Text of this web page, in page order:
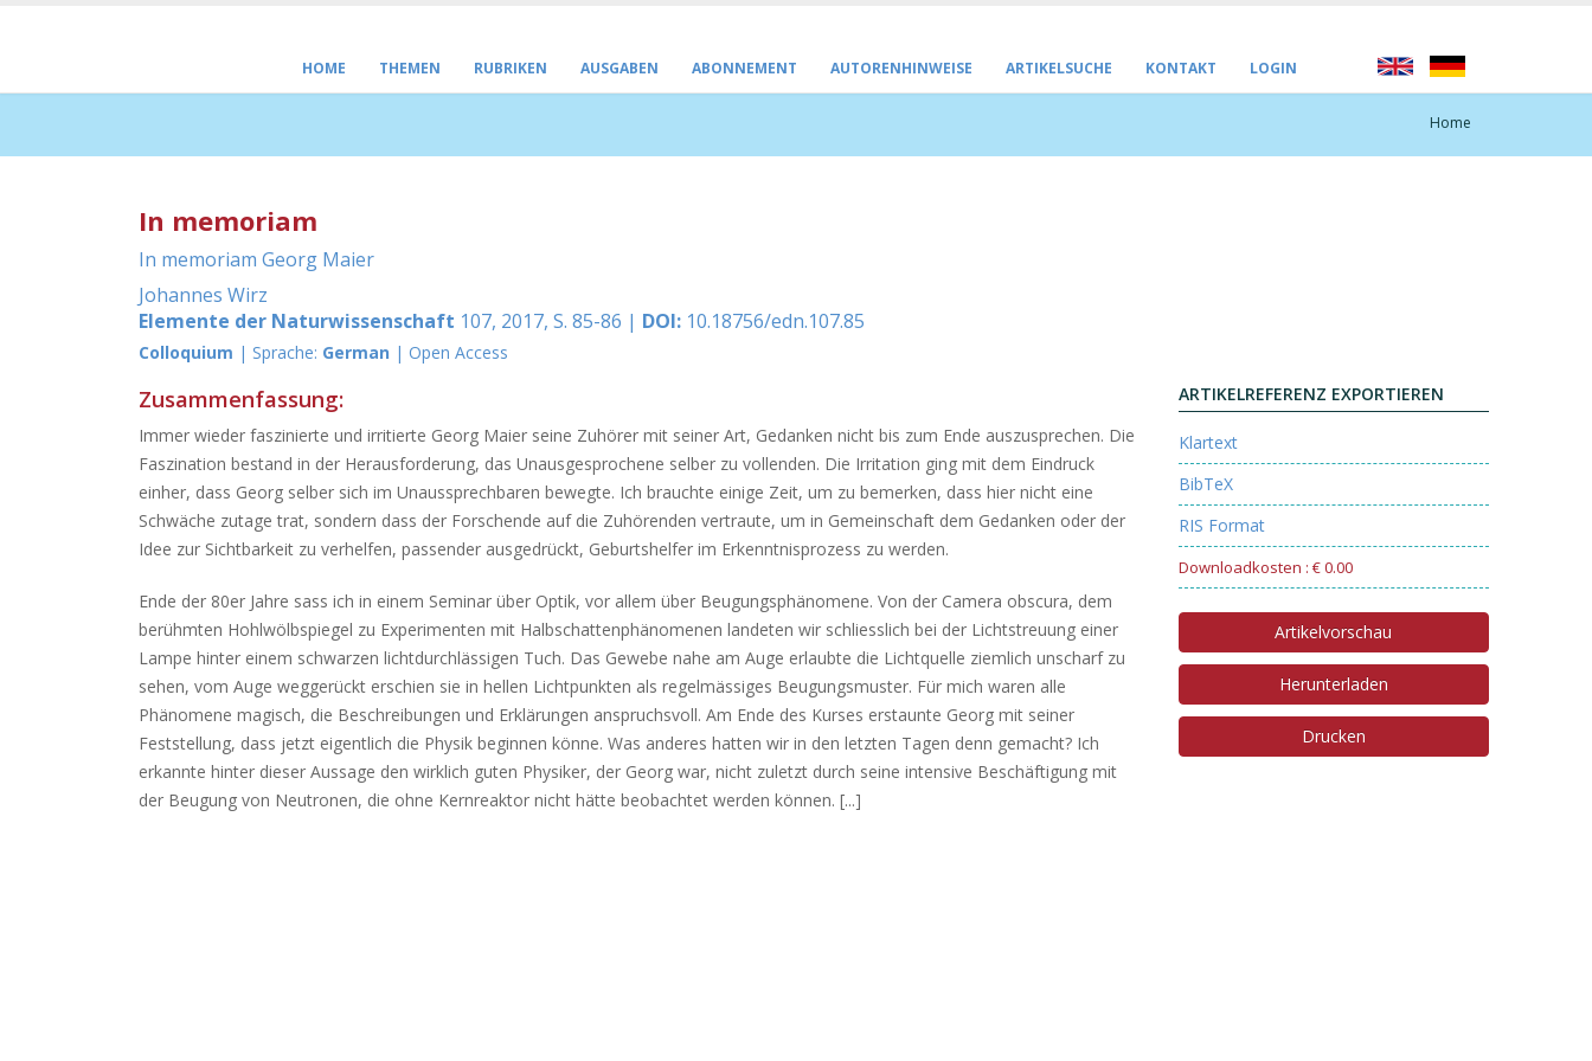
HOME THEMEN RUBRIKEN AUSGABEN ABONNEMENT AUTORENHINWEISE ARTIKELSUCHE KONTAKT LOGIN
Home
In memoriam
In memoriam Georg Maier
Johannes Wirz
Elemente der Naturwissenschaft 107, 2017, S. 85-86 | DOI: 10.18756/edn.107.85
Colloquium | Sprache: German | Open Access
ARTIKELREFERENZ EXPORTIEREN
Klartext
BibTeX
RIS Format
Downloadkosten : € 0.00
Artikelvorschau
Herunterladen
Drucken
Zusammenfassung:
Immer wieder faszinierte und irritierte Georg Maier seine Zuhörer mit seiner Art, Gedanken nicht bis zum Ende auszusprechen. Die
Faszination bestand in der Herausforderung, das Unausgesprochene selber zu vollenden. Die Irritation ging mit dem Eindruck
einher, dass Georg selber sich im Unaussprechbaren bewegte. Ich brauchte einige Zeit, um zu bemerken, dass hier nicht eine
Schwäche zutage trat, sondern dass der Forschende auf die Zuhörenden vertraute, um in Gemeinschaft dem Gedanken oder der
Idee zur Sichtbarkeit zu verhelfen, passender ausgedrückt, Geburtshelfer im Erkenntnisprozess zu werden.
Ende der 80er Jahre sass ich in einem Seminar über Optik, vor allem über Beugungsphänomene. Von der Camera obscura, dem
berühmten Hohlwölbspiegel zu Experimenten mit Halbschattenphänomenen landeten wir schliesslich bei der Lichtstreuung einer
Lampe hinter einem schwarzen lichtdurchlässigen Tuch. Das Gewebe nahe am Auge erlaubte die Lichtquelle ziemlich unscharf zu
sehen, vom Auge weggerückt erschien sie in hellen Lichtpunkten als regelmässiges Beugungsmuster. Für mich waren alle
Phänomene magisch, die Beschreibungen und Erklärungen anspruchsvoll. Am Ende des Kurses erstaunte Georg mit seiner
Feststellung, dass jetzt eigentlich die Physik beginnen könne. Was anderes hatten wir in den letzten Tagen denn gemacht? Ich
erkannte hinter dieser Aussage den wirklich guten Physiker, der Georg war, nicht zuletzt durch seine intensive Beschäftigung mit
der Beugung von Neutronen, die ohne Kernreaktor nicht hätte beobachtet werden können. [...]